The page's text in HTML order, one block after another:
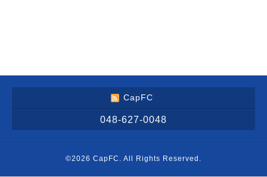
CapFC
048-627-0048
©2026 CapFC . All Rights Reserved.